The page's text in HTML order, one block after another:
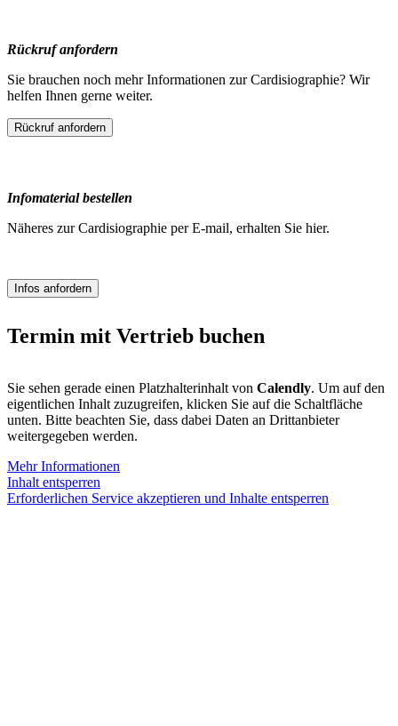
Rückruf anfordern
Sie brauchen noch mehr Informationen zur Cardisiographie? Wir
helfen Ihnen gerne weiter.
Rückruf anfordern
Infomaterial bestellen
Näheres zur Cardisiographie per E-mail, erhalten Sie hier.
Infos anfordern
Termin mit Vertrieb buchen
Sie sehen gerade einen Platzhalterinhalt von Calendly. Um auf den
eigentlichen Inhalt zuzugreifen, klicken Sie auf die Schaltfläche
unten. Bitte beachten Sie, dass dabei Daten an Drittanbieter
weitergegeben werden.
Mehr Informationen
Inhalt entsperren
Erforderlichen Service akzeptieren und Inhalte entsperren